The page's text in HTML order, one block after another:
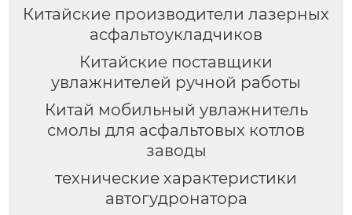
Китайские производители лазерных
асфальтоукладчиков
Китайские поставщики
увлажнителей ручной работы
Китай мобильный увлажнитель
смолы для асфальтовых котлов
заводы
технические характеристики
автогудронатора